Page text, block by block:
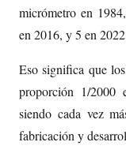
micrómetro en
en 2016, y 5 en
Eso significa que
proporción 1/2000
siendo cada vez
fabricación y